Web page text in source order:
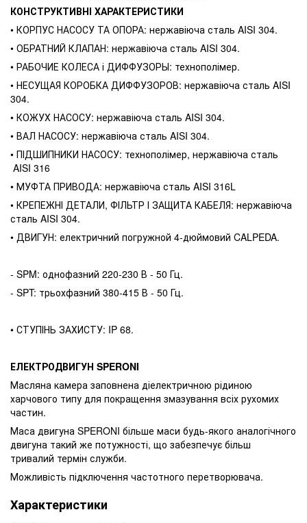
КОНСТРУКТИВНІ ХАРАКТЕРИСТИКИ
• КОРПУС НАСОСУ ТА ОПОРА: нержавіюча сталь AISI 304.
• ОБРАТНИЙ КЛАПАН: нержавіюча сталь AISI 304.
• РАБОЧИЕ КОЛЕСА і ДИФФУЗОРЫ: технополімер.
• НЕСУЩАЯ КОРОБКА ДИФФУЗОРОВ: нержавіюча сталь AISI
304.
• КОЖУХ НАСОСУ: нержавіюча сталь AISI 304.
• ВАЛ НАСОСУ: нержавіюча сталь AISI 304.
• ПІДШИПНИКИ НАСОСУ: технополімер, нержавіюча сталь
AISI 316
• МУФТА ПРИВОДА: нержавіюча сталь AISI 316L
• КРЕПЕЖНІ ДЕТАЛИ, ФІЛЬТР І ЗАЩИТА КАБЕЛЯ: нержавіюча
сталь AISI 304.
• ДВИГУН: електричний погружной 4-дюймовий CALPEDA.
- SPM: однофазний 220-230 В - 50 Гц.
- SPT: трьохфазний 380-415 В - 50 Гц.
• СТУПІНЬ ЗАХИСТУ: IP 68.
ЕЛЕКТРОДВИГУН SPERONI
Масляна камера заповнена діелектричною рідиною
харчового типу для покращення змазування всіх рухомих
частин.
Маса двигуна SPERONI більше маси будь-якого аналогічного
двигуна такий же потужності, що забезпечує більш
тривалий термін служби.
Можливість підключення частотного перетворювача.
Характеристики